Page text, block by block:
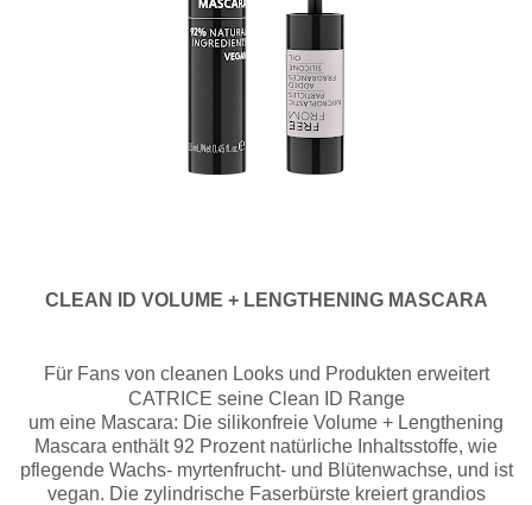
CLEAN ID VOLUME + LENGTHENING MASCARA
Für Fans von cleanen Looks und Produkten erweitert
CATRICE seine Clean ID Range
um eine Mascara: Die silikonfreie Volume + Lengthening
Mascara enthält 92 Prozent natürliche Inhaltsstoffe, wie
pflegende Wachs- myrtenfrucht- und Blütenwachse, und ist
vegan. Die zylindrische Faserbürste kreiert grandios